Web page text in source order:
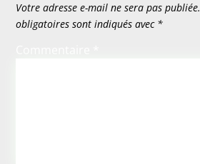
Votre adresse e-mail ne sera pas publiée.
obligatoires sont indiqués avec *